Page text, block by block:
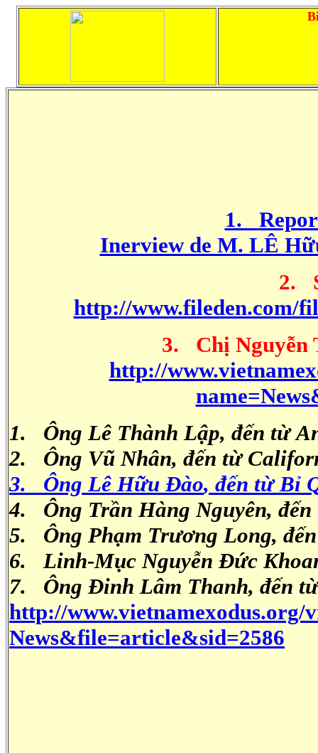
1.
Inerview de M. LÊ
2.
http://www.fileden.com/
3. Chị Nguyễn
http://
1. Ông Lê Thành Lập, đến từ
2. Ông Vũ Nhân, đến từ
3. Ông Lê Hữu Ðào, đến từBỉ
4. Ông Trần Hàng Nguyên,
5. Ông Phạm Trương Long,
6. Linh-Mục Nguyễn Ðức
7. Ông Đinh Lâm Thanh, đến
http://www.vietnamexodus.org/
News&file=article&sid=2586